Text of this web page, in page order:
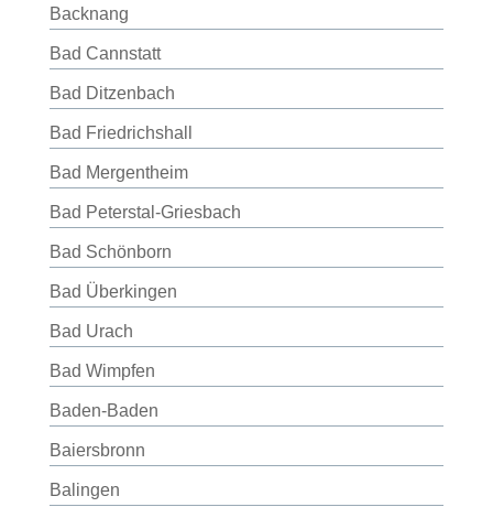
Backnang
Bad Cannstatt
Bad Ditzenbach
Bad Friedrichshall
Bad Mergentheim
Bad Peterstal-Griesbach
Bad Schönborn
Bad Überkingen
Bad Urach
Bad Wimpfen
Baden-Baden
Baiersbronn
Balingen